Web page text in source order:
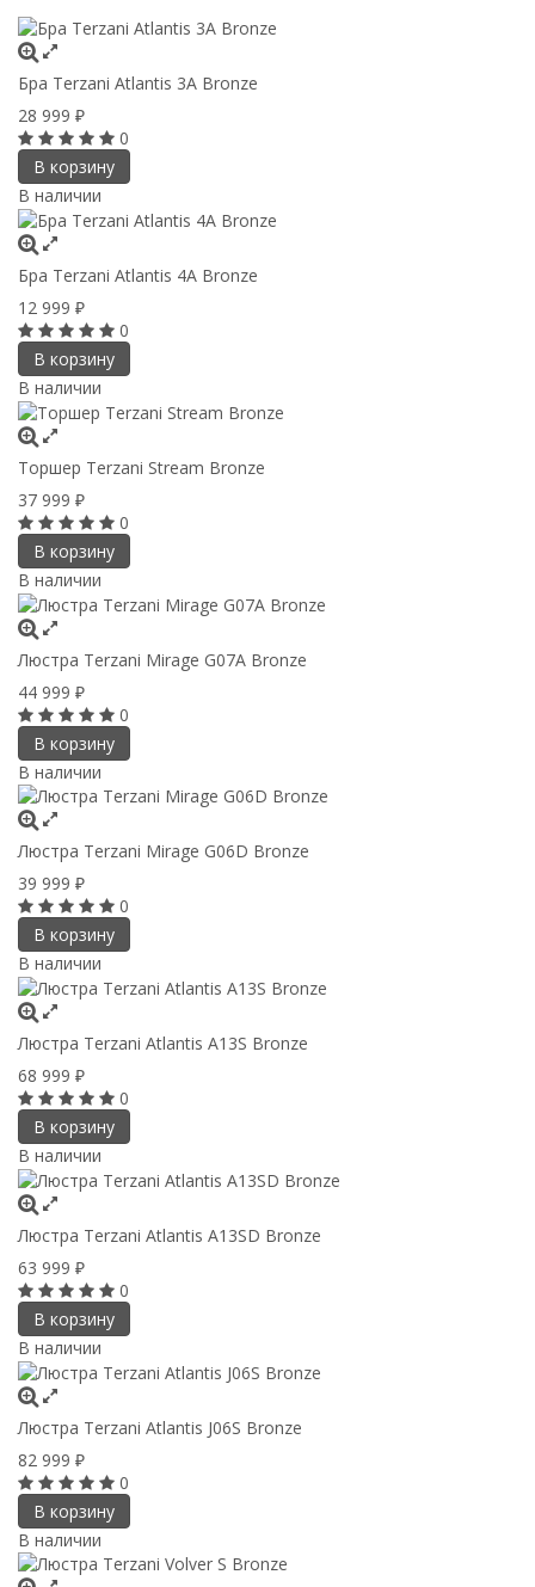
Бра Terzani Atlantis 3A Bronze
28 999 ₽
0
В корзину
В наличии
Бра Terzani Atlantis 4A Bronze
12 999 ₽
0
В корзину
В наличии
Торшер Terzani Stream Bronze
37 999 ₽
0
В корзину
В наличии
Люстра Terzani Mirage G07A Bronze
44 999 ₽
0
В корзину
В наличии
Люстра Terzani Mirage G06D Bronze
39 999 ₽
0
В корзину
В наличии
Люстра Terzani Atlantis A13S Bronze
68 999 ₽
0
В корзину
В наличии
Люстра Terzani Atlantis A13SD Bronze
63 999 ₽
0
В корзину
В наличии
Люстра Terzani Atlantis J06S Bronze
82 999 ₽
0
В корзину
В наличии